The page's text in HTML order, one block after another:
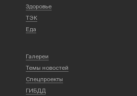
Здоровье
ТЭК
Еда
Галереи
Темы новостей
Спецпроекты
ГИБДД